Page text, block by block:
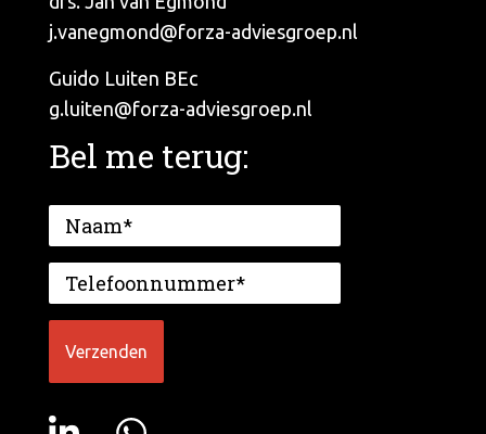
j.vanegmond@forza-adviesgroep.nl
Guido Luiten BEc
g.luiten@forza-adviesgroep.nl
Bel me terug: